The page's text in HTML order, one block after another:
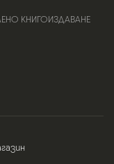
КНИГОИЗДАВАНЕ